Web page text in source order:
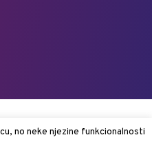
no neke njezine funkcionalnosti